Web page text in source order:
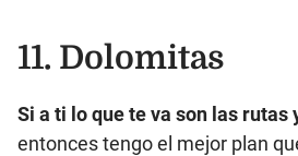
11. Dolomitas
Si a ti lo que te va son las rutas
entonces tengo el mejor plan